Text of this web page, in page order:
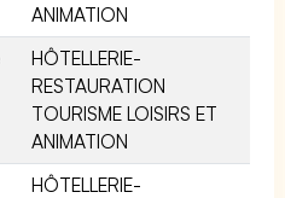
ANIMATION
HÔTELLERIE-
RESTAURATION
TOURISME LOISIRS ET
ANIMATION
HÔTELLERIE-